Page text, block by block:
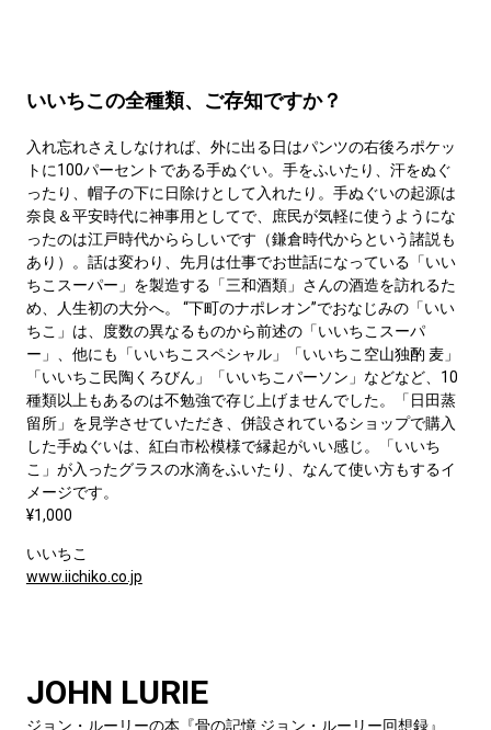
いいちこの全種類、ご存知ですか？
入れ忘れさえしなければ、外に出る日はパンツの右後ろポケッ
トに100パーセントである手ぬぐい。手をふいたり、汗をぬぐ
ったり、帽子の下に日除けとして入れたり。手ぬぐいの起源は
奈良＆平安時代に神事用としてで、庶民が気軽に使うようにな
ったのは江戸時代かららしいです（鎌倉時代からという諸説も
あり）。話は変わり、先月は仕事でお世話になっている「いい
ちこスーパー」を製造する「三和酒類」さんの酒造を訪れるた
め、人生初の大分へ。 “下町のナポレオン”でおなじみの「いい
ちこ」は、度数の異なるものから前述の「いいちこスーパ
ー」、他にも「いいちこスペシャル」「いいちこ空山独酌 麦」
「いいちこ民陶くろびん」「いいちこパーソン」などなど、10
種類以上もあるのは不勉強で存じ上げませんでした。「日田蒸
留所」を見学させていただき、併設されているショップで購入
した手ぬぐいは、紅白市松模様で縁起がいい感じ。「いいち
こ」が入ったグラスの水滴をふいたり、なんて使い方もするイ
メージです。
¥1,000
いいちこ
www.iichiko.co.jp
JOHN LURIE
ジョン・ルーリーの本『骨の記憶 ジョン・ルーリー回想録』